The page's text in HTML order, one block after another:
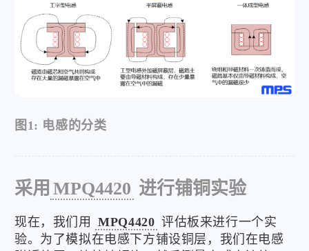
图1: 电感的分类
采用 MPQ4420 进行铺铜实验
现在，我们用 MPQ4420 评估板来进行一个实
验。为了模拟在电感下方铺设铜层，我们在电感